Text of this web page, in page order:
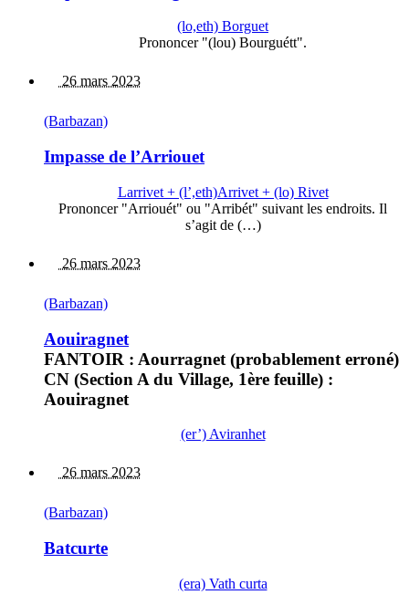
(lo,eth) Borguet
Prononcer "(lou) Bourguétt".
26 mars 2023
(Barbazan)
Impasse de l’Arriouet
Larrivet + (l’,eth)Arrivet + (lo) Rivet
Prononcer "Arriouét" ou "Arribét" suivant les endroits. Il
s’agit de (…)
26 mars 2023
(Barbazan)
Aouiragnet
FANTOIR : Aourragnet (probablement erroné)
CN (Section A du Village, 1ère feuille) :
Aouiragnet
(er’) Aviranhet
26 mars 2023
(Barbazan)
Batcurte
(era) Vath curta